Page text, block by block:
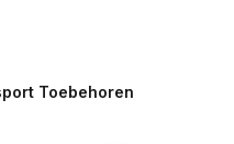
Toebehoren